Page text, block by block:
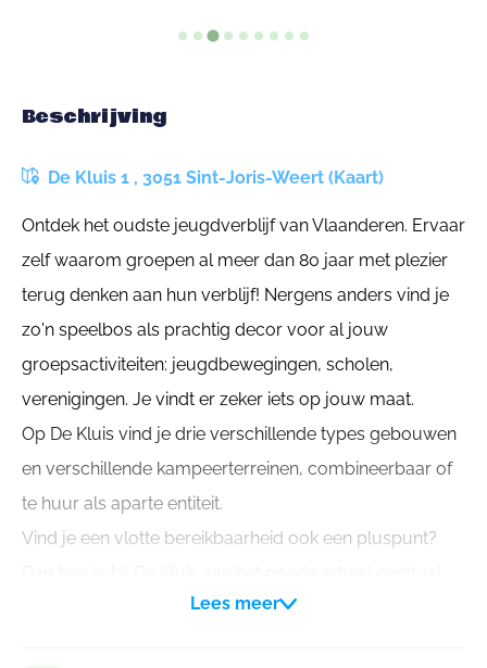
Beschrijving
De Kluis 1 , 3051 Sint-Joris-Weert (Kaart)
Ontdek het oudste jeugdverblijf van Vlaanderen. Ervaar
zelf waarom groepen al meer dan 80 jaar met plezier
terug denken aan hun verblijf! Nergens anders vind je
zo'n speelbos als prachtig decor voor al jouw
groepsactiviteiten: jeugdbewegingen, scholen,
verenigingen. Je vindt er zeker iets op jouw maat.
Op De Kluis vind je drie verschillende types gebouwen
en verschillende kampeerterreinen, combineerbaar of
te huur als aparte entiteit.
Vind je een vlotte bereikbaarheid ook een pluspunt?
gelegen in België vlot bereikbaar met het openbaar
Lees meer